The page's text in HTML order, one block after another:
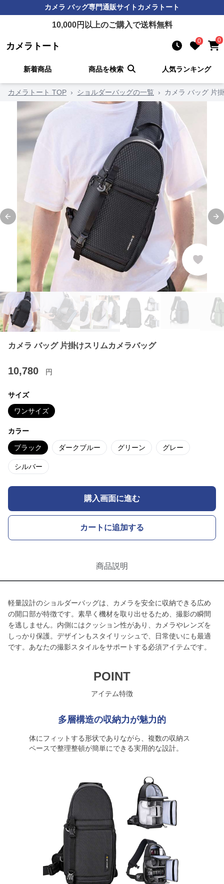
カメラ バッグ専門通販サイトカメラトート
10,000円以上のご購入で送料無料
カメラトート 0 0
新着商品 商品を検索 人気ランキング
カメラトート TOP › ショルダーバッグの一覧 › カメラ バッグ 片
Previous slide
カメラ バッグ 片掛けスリムカメラバッグ
10,780 円
サイズ
ワンサイズ
カラー
ブラック ダークブルー グリーン グレー
シルバー
購入画面に進む
カートに追加する
商品説明
軽量設計のショルダーバッグは、カメラを安全に収納できる広め
の開口部が特徴です。素早く機材を取り出せるため、撮影の瞬間
を逃しません。内側にはクッション性があり、カメラやレンズを
しっかり保護。デザインもスタイリッシュで、日常使いにも最適
です。あなたの撮影スタイルをサポートする必須アイテムです。
POINT
アイテム特徴
多層構造の収納力が魅力的
体にフィットする形状でありながら、複数の収納ス
ペースで整理整頓が簡単にできる実用的な設計。